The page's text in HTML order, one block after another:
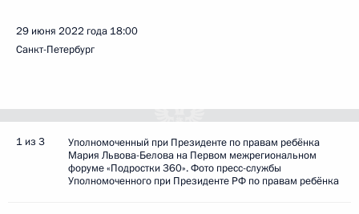
29 июня 2022 года 18:00
Санкт-Петербург
1 из 3
Уполномоченный при Президенте по правам ребёнка
Мария Львова-Белова на Первом межрегиональном
форуме «Подростки 360». Фото пресс-службы
Уполномоченного при Президенте РФ по правам ребёнка